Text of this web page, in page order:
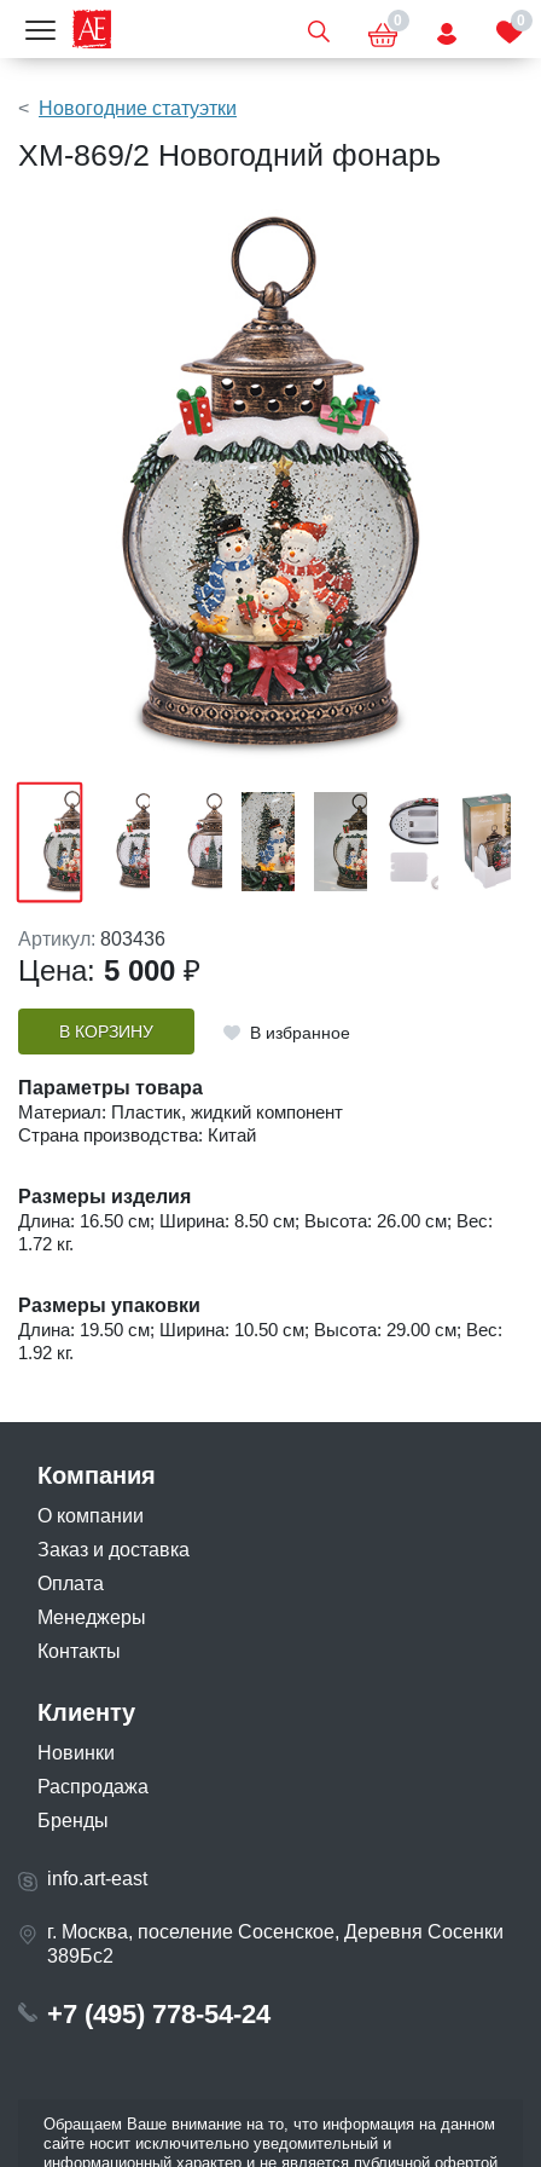
Показать меню 0 0
Новогодние статуэтки
XM-869/2 Новогодний фонарь
Артикул: 803436
Цена: 5 000 ₽
В КОРЗИНУ В избранное
Параметры товара
Материал: Пластик, жидкий компонент
Страна производства: Китай
Размеры изделия
Длина: 16.50 см; Ширина: 8.50 см; Высота: 26.00 см; Вес:
1.72 кг.
Размеры упаковки
Длина: 19.50 см; Ширина: 10.50 см; Высота: 29.00 см; Вес:
1.92 кг.
Компания
О компании
Заказ и доставка
Оплата
Менеджеры
Контакты
Клиенту
Новинки
Распродажа
Бренды
info.art-east
г. Москва, поселение Сосенское, Деревня Сосенки
389Бс2
+7 (495) 778-54-24
Обращаем Ваше внимание на то, что информация на данном
сайте носит исключительно уведомительный и
информационный характер и не является публичной офертой